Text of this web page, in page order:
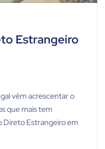
Estrangeiro
vêm acrescentar o
que mais tem
Direto Estrangeiro em